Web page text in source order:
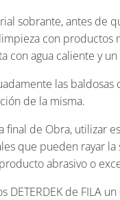
sobrante, antes de
con productos
con agua caliente y
las
de la misma.
final de Obra, utilizar
que pueden rayar
abrasivo o
DETERDEK de FILA